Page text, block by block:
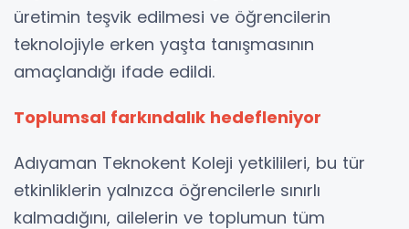
üretimin teşvik edilmesi ve öğrencilerin
teknolojiyle erken yaşta tanışmasının
amaçlandığı ifade edildi.
Toplumsal farkındalık hedefleniyor
Adıyaman Teknokent Koleji yetkilileri, bu tür
etkinliklerin yalnızca öğrencilerle sınırlı
kalmadığını, ailelerin ve toplumun tüm